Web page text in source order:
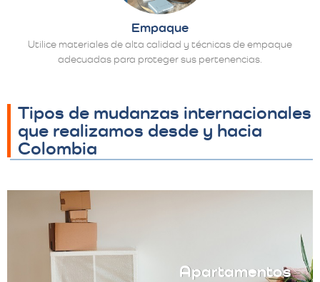
Empaque
Utilice materiales de alta calidad y técnicas de empaque
adecuadas para proteger sus pertenencias.
Tipos de mudanzas internacionales
que realizamos desde y hacia
Colombia
Apartamentos